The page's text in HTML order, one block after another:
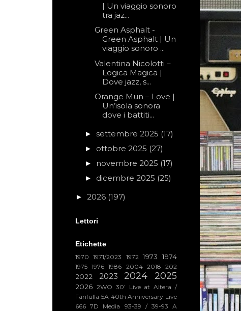
| Un viaggio sonoro
tra jaz...
Green Asphalt -
Green Asphalt | Un
viaggio sonoro ...
Valentina Nicolotti –
Logica Magica |
Dove jazz, s...
Orange Mun – Love |
Un’isola sonora
dove i battiti...
► settembre 2025 (17)
► ottobre 2025 (27)
► novembre 2025 (17)
► dicembre 2025 (25)
► 2026 (197)
Lettori
Etichette
1970 1971/2023 1972 1973 1974
1975 1976 1986 2004 2018 202
2022 2023 2024 2025
2026 2WO 30’ Live at Altera /
Fanfulla 5A 40th Anniversary Live
666 7D Media 93-39 / 39-93
A